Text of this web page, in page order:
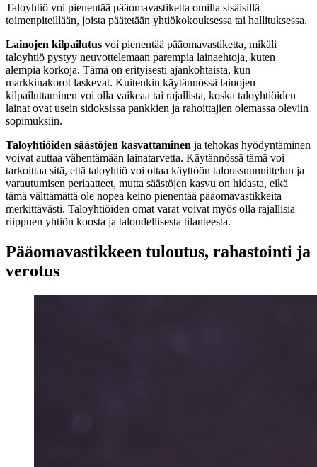
Taloyhtiö voi pienentää pääomavastiketta omilla sisäisillä
toimenpiteillään, joista päätetään yhtiökokouksessa tai hallituksessa.
Lainojen kilpailutus voi pienentää pääomavastiketta, mikäli
taloyhtiö pystyy neuvottelemaan parempia lainaehtoja, kuten
alempia korkoja. Tämä on erityisesti ajankohtaista, kun
markkinakorot laskevat. Kuitenkin käytännössä lainojen
kilpailuttaminen voi olla vaikeaa tai rajallista, koska taloyhtiöiden
lainat ovat usein sidoksissa pankkien ja rahoittajien olemassa oleviin
sopimuksiin.
Taloyhtiöiden säästöjen kasvattaminen ja tehokas hyödyntäminen
voivat auttaa vähentämään lainatarvetta. Käytännössä tämä voi
tarkoittaa sitä, että taloyhtiö voi ottaa käyttöön taloussuunnittelun ja
varautumisen periaatteet, mutta säästöjen kasvu on hidasta, eikä
tämä välttämättä ole nopea keino pienentää pääomavastikkeita
merkittävästi. Taloyhtiöiden omat varat voivat myös olla rajallisia
riippuen yhtiön koosta ja taloudellisesta tilanteesta.
Pääomavastikkeen tuloutus, rahastointi ja
verotus